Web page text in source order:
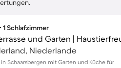
1 Schlafzimmer
Niederlande
Schaarsbergen mit Garten und Küche für